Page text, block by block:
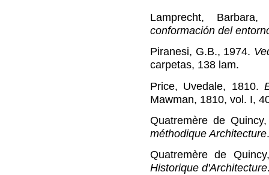
Lamprecht,
conformación del
Piranesi, G.B., 1974.
carpetas, 138 lam.
Price, Uvedale, 1810.
Mawman, 1810, vol. I,
Quatremère de
méthodique Architecture
Quatremère de
Historique d'Architecture